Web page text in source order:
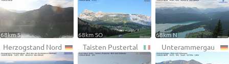
68km S 68km SO 68km N
Herzogstand Nord Taisten Pustertal Unterammergau